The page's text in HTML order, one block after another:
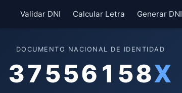
Validar DNI Calcular Letra Generar DNI
DOCUMENTO NACIONAL DE IDENTIDAD
37556158X